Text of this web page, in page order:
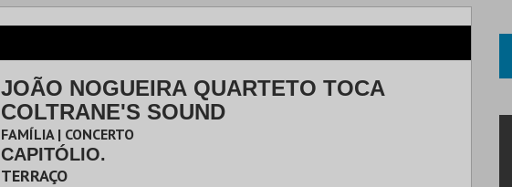
JOÃO NOGUEIRA QUARTETO TOCA
COLTRANE'S SOUND
FAMÍLIA | CONCERTO
CAPITÓLIO.
TERRAÇO